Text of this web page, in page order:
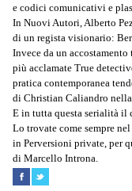
e codici comunicativi e
In Nuovi Autori, Alberto
di un regista visionario:
Invece da un accostamento
più acclamate True
pratica contemporanea
di Christian Caliandro
E in tutta questa serialità il
Lo trovate come sempre
in Perversioni private, per
di Marcello Introna.